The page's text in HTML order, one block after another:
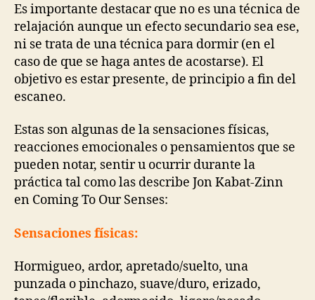
Es importante destacar que no es una técnica de
relajación aunque un efecto secundario sea ese,
ni se trata de una técnica para dormir (en el
caso de que se haga antes de acostarse). El
objetivo es estar presente, de principio a fin del
escaneo.
Estas son algunas de la sensaciones físicas,
reacciones emocionales o pensamientos que se
pueden notar, sentir u ocurrir durante la
práctica tal como las describe Jon Kabat-Zinn
en Coming To Our Senses:
Sensaciones físicas:
Hormigueo, ardor, apretado/suelto, una
punzada o pinchazo, suave/duro, erizado,